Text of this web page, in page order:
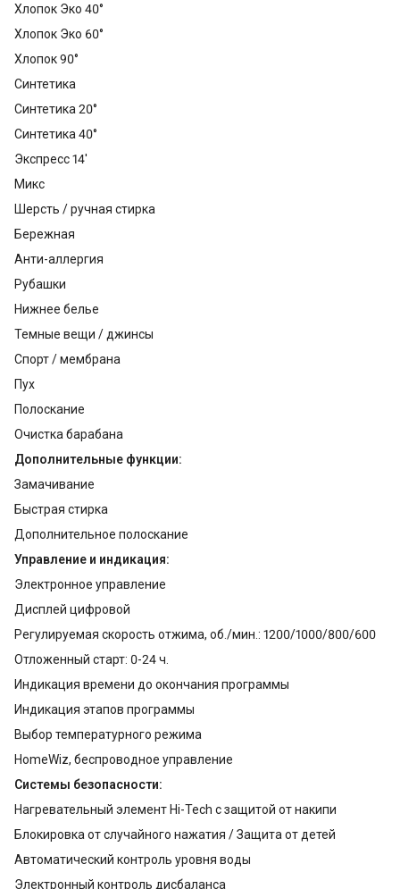
Хлопок Эко 40°
Хлопок Эко 60°
Хлопок 90°
Синтетика
Синтетика 20°
Синтетика 40°
Экспресс 14'
Микс
Шерсть / ручная стирка
Бережная
Анти-аллергия
Рубашки
Нижнее белье
Темные вещи / джинсы
Спорт / мембрана
Пух
Полоскание
Очистка барабана
Дополнительные функции:
Замачивание
Быстрая стирка
Дополнительное полоскание
Управление и индикация:
Электронное управление
Дисплей цифровой
Регулируемая скорость отжима, об./мин.: 1200/1000/800/600
Отложенный старт: 0-24 ч.
Индикация времени до окончания программы
Индикация этапов программы
Выбор температурного режима
HomeWiz, беспроводное управление
Системы безопасности:
Нагревательный элемент Hi-Tech с защитой от накипи
Блокировка от случайного нажатия / Защита от детей
Автоматический контроль уровня воды
Электронный контроль дисбаланса